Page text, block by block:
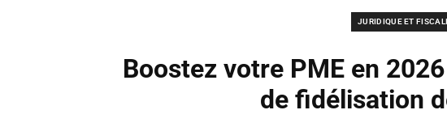
JURIDIQUE ET
Boostez votre PME en
de fidélisation